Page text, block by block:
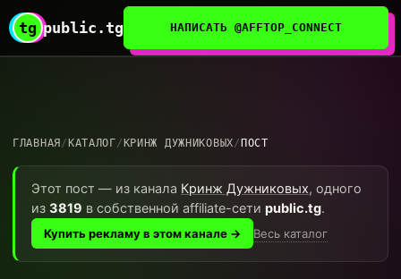
tg public.tg НАПИСАТЬ @AFFTOP_CONNECT
ГЛАВНАЯ / КАТАЛОГ/ КРИНЖ ДУЖНИКОВЫХ/ ПОСТ
Этот пост — из канала Кринж Дужниковых, одного
из 3819 в собственной affiliate-сети public.tg.
Купить рекламу в этом канале → Весь каталог